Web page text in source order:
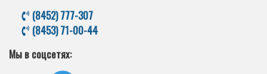
(8452) 777-307
(8453) 71-00-44
Мы в соцсетях: